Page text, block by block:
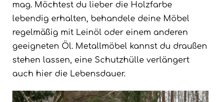
mag. Möchtest du lieber die Holzfarbe
lebendig erhalten, behandele deine Möbel
regelmäßig mit Leinöl oder einem anderen
geeigneten Öl. Metallmöbel kannst du draußen
stehen lassen, eine Schutzhülle verlängert
auch hier die Lebensdauer.